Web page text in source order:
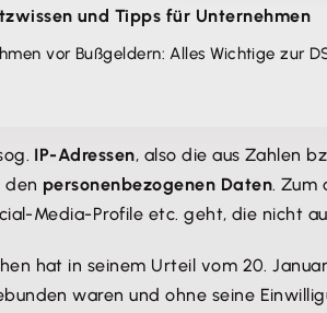
und Tipps für Unternehmen
vor Bußgeldern: Alles Wichtige zur
IP-Adressen, also die aus Zahlen
den personenbezogenen Daten. Zum
Media-Profile etc. geht, die nicht
hat in seinem Urteil vom 20.
waren und ohne seine